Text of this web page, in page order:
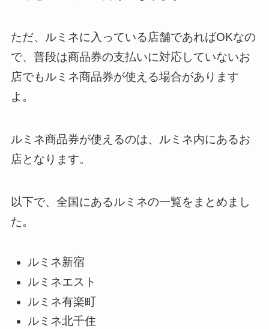
ただ、ルミネに入っている店舗であればOKなの
で、普段は商品券の支払いに対応していないお
店でもルミネ商品券が使える場合があります
よ。
ルミネ商品券が使えるのは、ルミネ内にあるお
店となります。
以下で、全国にあるルミネの一覧をまとめまし
た。
ルミネ新宿
ルミネエスト
ルミネ有楽町
ルミネ北千住